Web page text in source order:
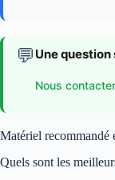
💬 Une
Nous contacter
Matériel recommandé
Quels sont les